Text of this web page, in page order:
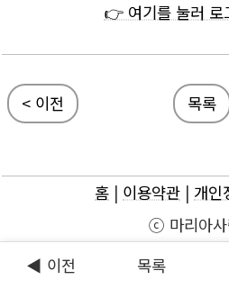
👉 여기를 눌러 로
< 이전 목록
홈 | 이용약관 | 개인
ⓒ 마리아사
◀ 이전
목록